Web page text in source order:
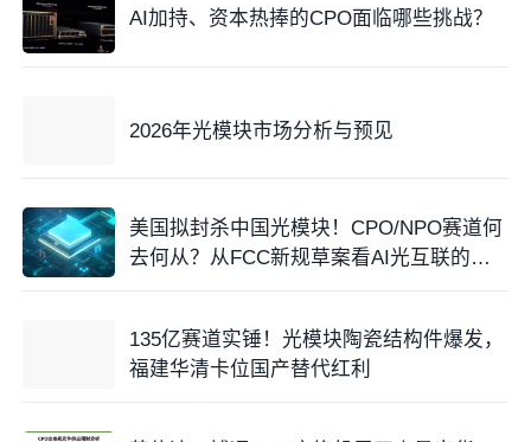
AI加持、资本热捧的CPO面临哪些挑战？
2026年光模块市场分析与预见
美国拟封杀中国光模块！CPO/NPO赛道何
去何从？从FCC新规草案看AI光互联的全
135亿赛道实锤！光模块陶瓷结构件爆发，
福建华清卡位国产替代红利